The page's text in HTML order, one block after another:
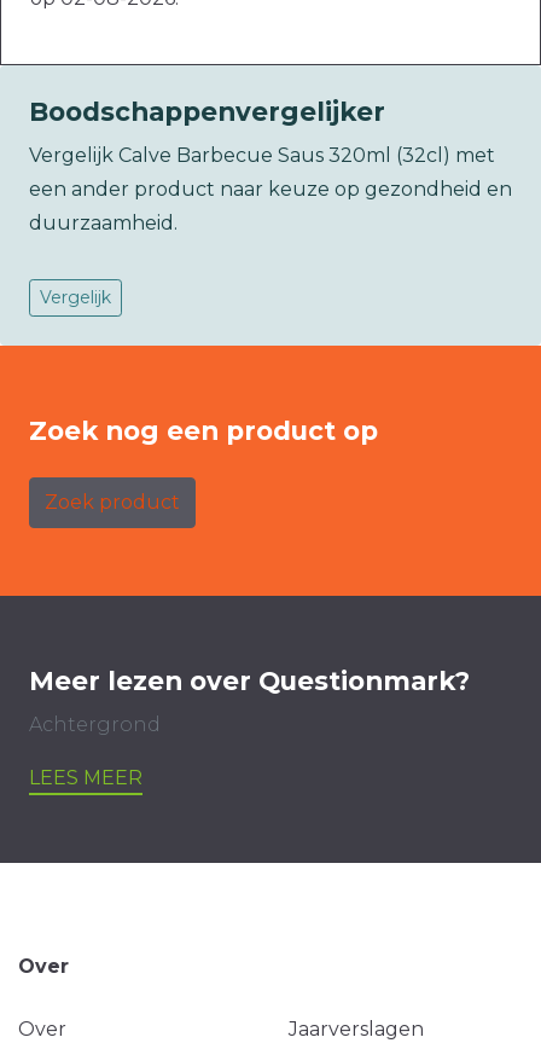
Boodschappenvergelijker
Vergelijk Calve Barbecue Saus 320ml (32cl) met
een ander product naar keuze op gezondheid en
duurzaamheid.
Vergelijk
Zoek nog een product op
Zoek product
Meer lezen over Questionmark?
Achtergrond
LEES MEER
Over
Over Jaarverslagen